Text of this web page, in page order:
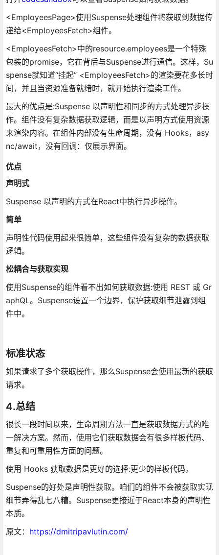
<EmployeesPage>使用Suspense处理组件将获取到数据传
递给<EmployeesFetch>组件。
<EmployeesFetch>中的resource.employees是一个特殊
包装的promise，它在背后与Suspense进行通信。这样，Su
spense就知道“挂起” <EmployeesFetch>的渲染要花多长时
间，并且当资源准备就绪时，就开始执行渲染工作。
最大的优点是:Suspense 以声明性和同步的方式处理异步操
作。组件没有复杂数据获取逻辑，而是以声明方式使用资源
来渲染内容。在组件内部没有生命周期，没有 Hooks，asy
nc/await，没有回调：仅展示界面。
优点
声明式
Suspense 以声明的方式在React中执行异步操作。
简单
声明性代码使用起来很简单，这些组件没有复杂的数据获取
逻辑。
松耦合与获取实现
使用Suspense的组件看不出如何获取数据:使用 REST 或 Gr
aphQL。Suspense设置一个边界，保护获取细节泄露到组
件中。
标准状态
如果请求了多个获取操作，那么Suspense会使用最新的获取
请求。
4.总结
很长一段时间以来，生命周期方法一直是获取数据方式的唯
一解决方案。然而，使用它们获取数据会有很多样板代码、
重复和可重用性方面的问题。
使用 Hooks 获取数据是更好的选择:更少的样板代码。
Suspense的好处是声明性获取。咱们的组件不会被获取实现
细节弄得乱七八糟。Suspense更接近于React本身的声明性
本质。
原文： https://dmitripavlutin.com/